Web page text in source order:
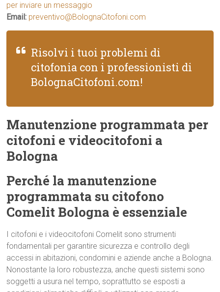
per inviare un messaggio
Email: preventivo@BolognaCitofoni.com
Risolvi i tuoi problemi di
citofonia con i professionisti di
BolognaCitofoni.com!
Manutenzione programmata per
citofoni e videocitofoni a
Bologna
Perché la manutenzione
programmata su citofono
Comelit Bologna è essenziale
I citofoni e i videocitofoni Comelit sono strumenti
fondamentali per garantire sicurezza e controllo degli
accessi in abitazioni, condomini e aziende anche a Bologna.
Nonostante la loro robustezza, anche questi sistemi sono
soggetti a usura nel tempo, soprattutto se esposti a